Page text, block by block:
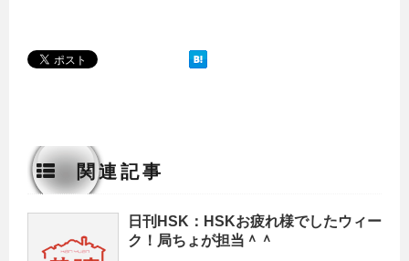
関連記事
日刊HSK：HSKお疲れ様でしたウィー
ク！局ちょが担当＾＾